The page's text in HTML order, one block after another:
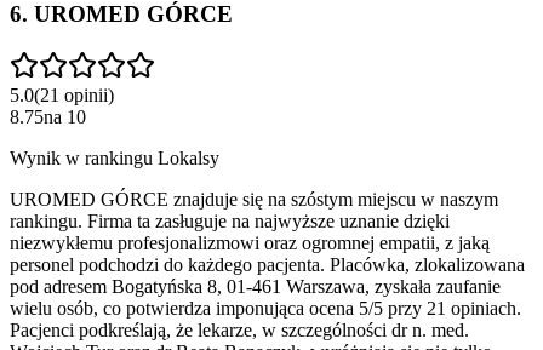
6. UROMED GÓRCE
5.0(21 opinii)
8.75na 10
Wynik w rankingu Lokalsy
UROMED GÓRCE znajduje się na szóstym miejscu w naszym
rankingu. Firma ta zasługuje na najwyższe uznanie dzięki
niezwykłemu profesjonalizmowi oraz ogromnej empatii, z jaką
personel podchodzi do każdego pacjenta. Placówka, zlokalizowana
pod adresem Bogatyńska 8, 01-461 Warszawa, zyskała zaufanie
wielu osób, co potwierdza imponująca ocena 5/5 przy 21 opiniach.
Pacjenci podkreślają, że lekarze, w szczególności dr n. med.